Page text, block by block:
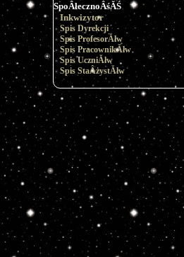
SpoÂłecznoÂśĂŚ
Inkwizytor
Spis Dyrekcji
Spis ProfesorĂłw
Spis PracownikĂłw
Spis UczniĂłw
Spis StaÂżystĂłw